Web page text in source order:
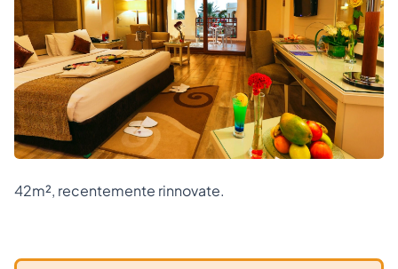
42m², recentemente rinnovate.